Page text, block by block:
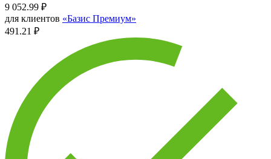
9 052.99 ₽
для клиентов «Базис Премиум»
491.21 ₽